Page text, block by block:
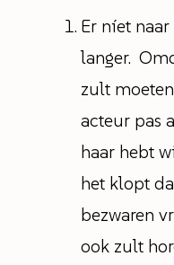
Er níet
langer.
zult
acteur pas
haar hebt
het klopt
bezwaren
ook zult